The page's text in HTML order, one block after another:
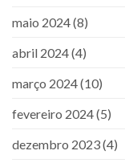
maio 2024(8)
abril 2024(4)
março 2024(10)
fevereiro 2024(5)
dezembro 2023(4)